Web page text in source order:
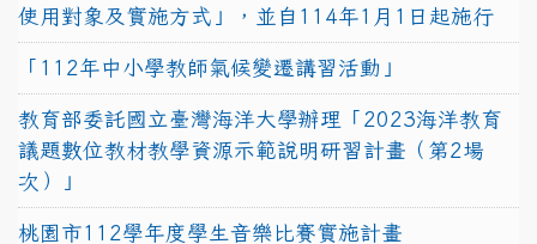
使用對象及實施方式」，並自114年1月1日起施行
「112年中小學教師氣候變遷講習活動」
教育部委託國立臺灣海洋大學辦理「2023海洋教育
議題數位教材教學資源示範說明研習計畫（第2場
次）」
桃園市112學年度學生音樂比賽實施計畫